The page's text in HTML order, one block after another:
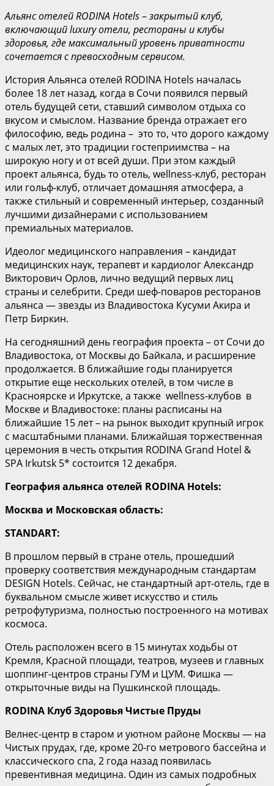
Альянс отелей RODINA Hotels–закрытый клуб,
включающийluxuryотели, рестораны и клубы
здоровья, где максимальный уровень приватности
сочетается с превосходным сервисом.
История Альянса отелей RODINA Hotels началась
более 18 лет назад, когда в Сочи появился первый
отель будущей сети, ставший символом отдыха со
вкусом и смыслом. Название бренда отражает его
философию, ведь родина – это то, что дорого каждому
с малых лет, это традиции гостеприимства – на
широкую ногу и от всей души. При этом каждый
проект альянса, будь то отель, wellness-клуб, ресторан
или гольф-клуб, отличает домашняя атмосфера, а
также стильный и современный интерьер, созданный
лучшими дизайнерами с использованием
премиальных материалов.
Идеолог медицинского направления – кандидат
медицинских наук, терапевт и кардиолог Александр
Викторович Орлов, лично ведущий первых лиц
страны и селебрити. Среди шеф-поваров ресторанов
альянса — звезды из Владивостока Кусуми Акира и
Петр Биркин.
На сегодняшний день география проекта – от Сочи до
Владивостока, от Москвы до Байкала, и расширение
продолжается. В ближайшие годы планируется
открытие еще нескольких отелей, в том числе в
Красноярске и Иркутске, а также wellness-клубов в
Москве и Владивостоке: планы расписаны на
ближайшие 15 лет – на рынок выходит крупный игрок
с масштабными планами. Ближайшая торжественная
церемония в честь открытия RODINA Grand Hotel &
SPA Irkutsk 5* состоится 12 декабря.
География альянса отелей RODINA Hotels:
Москва и Московская область:
STANDART:
В прошлом первый в стране отель, прошедший
проверку соответствия международным стандартам
DESIGN Hotels. Сейчас, не стандартный арт-отель, где в
буквальном смысле живет искусство и стиль
ретрофутуризма, полностью построенного на мотивах
космоса.
Отель расположен всего в 15 минутах ходьбы от
Кремля, Красной площади, театров, музеев и главных
шоппинг-центров страны ГУМ и ЦУМ. Фишка —
открыточные виды на Пушкинской площадь.
RODINA Клуб Здоровья Чистые Пруды
Велнес-центр в старом и уютном районе Москвы — на
Чистых прудах, где, кроме 20-го метрового бассейна и
классического спа, 2 года назад появилась
превентивная медицина. Один из самых подробных